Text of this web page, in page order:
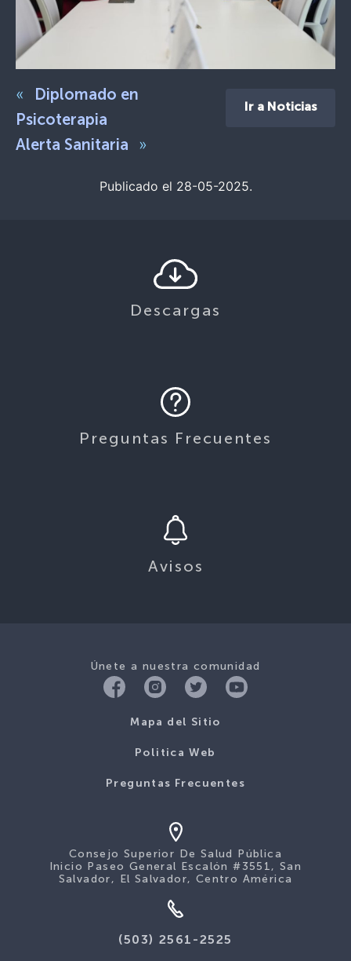
«
Diplomado en
Psicoterapia
Ir a Noticias
Alerta Sanitaria »
Publicado el 28-05-2025.
Descargas
Preguntas Frecuentes
Avisos
Únete a nuestra comunidad
Mapa del Sitio
Politica Web
Preguntas Frecuentes
Consejo Superior De Salud Pública
Inicio Paseo General Escalón #3551, San
Salvador, El Salvador, Centro América
(503) 2561-2525